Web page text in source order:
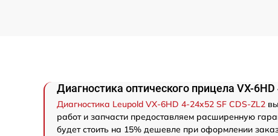
Диагностика оптического прицела VX-
Диагностика Leupold VX-6HD 4-24x52 SF CDS-ZL2
работ и запчасти предоставляем расширенную
будет стоить на 15% дешевле при оформлении